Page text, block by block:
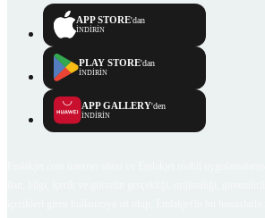
APP STORE'dan
İNDİRİN
PLAY STORE'dan
İNDİRİN
APP GALLERY'den
İNDİRİN